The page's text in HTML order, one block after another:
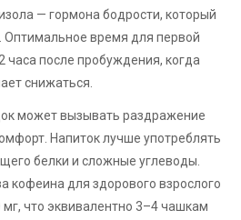
— гормона бодрости, который
Оптимальное время для первой
после пробуждения, когда
снижаться.
может вызывать раздражение
Напиток лучше употреблять
белки и сложные углеводы.
кофеина для здорового взрослого
мг, что эквивалентно 3–4 чашкам